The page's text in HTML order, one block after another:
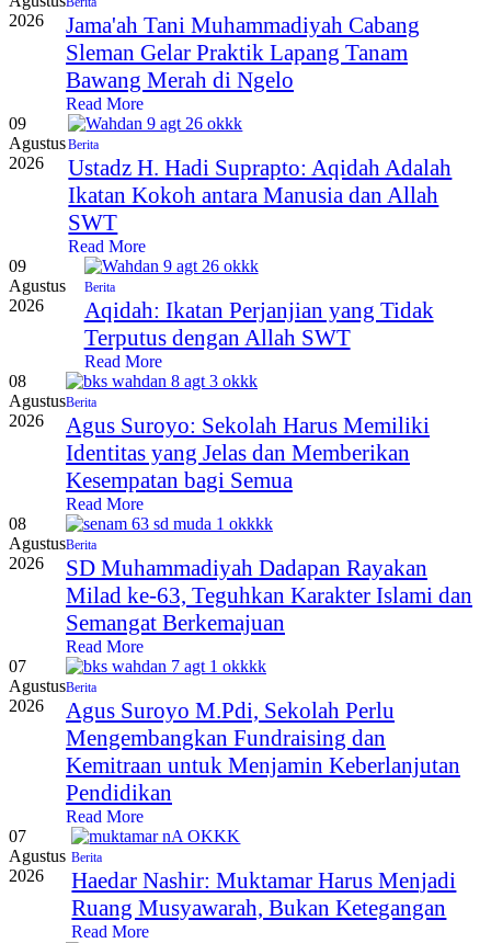
2026
Jama'ah Tani Muhammadiyah Cabang
Sleman Gelar Praktik Lapang Tanam
Bawang Merah di Ngelo
Read More
09
Agustus
2026
Berita
Ustadz H. Hadi Suprapto: Aqidah Adalah
Ikatan Kokoh antara Manusia dan Allah
SWT
Read More
09
Agustus
2026
Berita
Aqidah: Ikatan Perjanjian yang Tidak
Terputus dengan Allah SWT
Read More
08
Agustus
2026
Berita
Agus Suroyo: Sekolah Harus Memiliki
Identitas yang Jelas dan Memberikan
Kesempatan bagi Semua
Read More
08
Agustus
2026
Berita
SD Muhammadiyah Dadapan Rayakan
Milad ke-63, Teguhkan Karakter Islami dan
Semangat Berkemajuan
Read More
07
Agustus
2026
Berita
Agus Suroyo M.Pdi, Sekolah Perlu
Mengembangkan Fundraising dan
Kemitraan untuk Menjamin Keberlanjutan
Pendidikan
Read More
07
Agustus
2026
Berita
Haedar Nashir: Muktamar Harus Menjadi
Ruang Musyawarah, Bukan Ketegangan
Read More